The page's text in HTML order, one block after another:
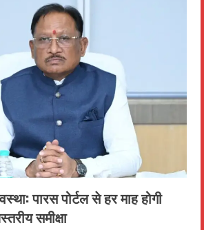
पारस पोर्टल से हर माह होगी
समीक्षा